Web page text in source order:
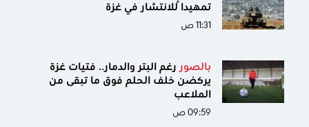
تمهيداً للانتشار في غزة
11:31 ص
بالصور رغم البتر والدمار.. فتيات غزة
يركضن خلف الحلم فوق ما تبقى من
الملاعب
09:59 ص